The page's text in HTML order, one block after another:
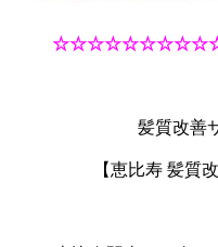
髪質改善
【恵比寿 髪質